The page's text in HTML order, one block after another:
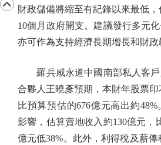
財政儲備將縮至有紀錄以來最低
10個月政府開支。建議發行多元
亦可作為支持經濟長期增長和財政
羅兵咸永道中國南部私人客戶
合夥人王曉彥預期，本財年股票印
比預算預估的676億元高出約
影響，估算賣地收入約130億元，
億元低38%。此外，利得稅及薪俸